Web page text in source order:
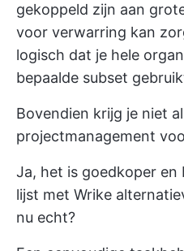
gekoppeld zijn aan
voor verwarring kan
logisch dat je hele
bepaalde subset
Bovendien krijg je niet
projectmanagement
Ja, het is goedkoper en
lijst met Wrike
nu echt?